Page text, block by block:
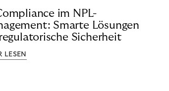
im NPL-
Smarte Lösungen
Sicherheit
LESEN